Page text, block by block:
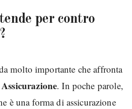
per contro
molto importante che affronta
. In poche parole,
è una forma di assicurazione